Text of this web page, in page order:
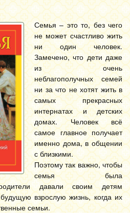
Семья – это то, без чего
не может счастливо жить
ни один человек.
Замечено, что дети даже
из очень
неблагополучных семей
ни за что не хотят жить в
самых прекрасных
интернатах и детских
домах. Человек всё
самое главное получает
именно дома, в общении
с близкими.
Поэтому так важно, чтобы
семья была
давали своим детям
взрослую жизнь, когда их
семьи.